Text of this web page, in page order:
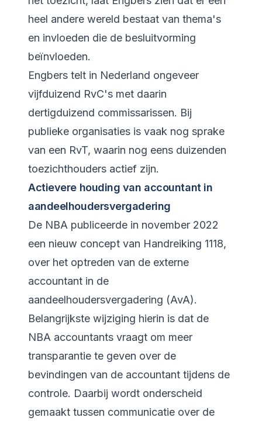
heel andere wereld bestaat van thema's
en invloeden die de besluitvorming
beïnvloeden.
Engbers telt in Nederland ongeveer
vijfduizend RvC's met daarin
dertigduizend commissarissen. Bij
publieke organisaties is vaak nog sprake
van een RvT, waarin nog eens duizenden
toezichthouders actief zijn.
Actievere houding van accountant in
aandeelhoudersvergadering
De NBA publiceerde in november 2022
een nieuw concept van Handreiking 1118,
over het optreden van de externe
accountant in de
aandeelhoudersvergadering (AvA).
Belangrijkste wijziging hierin is dat de
NBA accountants vraagt om meer
transparantie te geven over de
bevindingen van de accountant tijdens de
controle. Daarbij wordt onderscheid
gemaakt tussen communicatie over de